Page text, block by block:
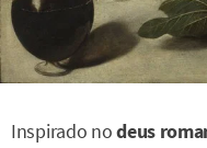
Inspirado nodeus